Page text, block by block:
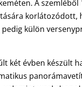
A
korlátozódott,
külön
két évben készült